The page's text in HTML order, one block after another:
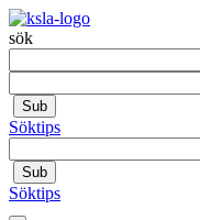
sök
Sub
Söktips
Sub
Söktips